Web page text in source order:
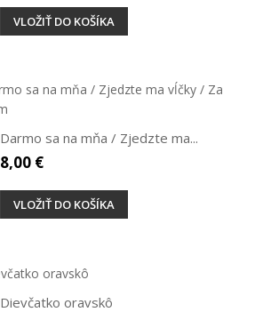
VLOŽIŤ DO KOŠÍKA
Darmo sa na mňa / Zjedzte ma...
8,00 €
VLOŽIŤ DO KOŠÍKA
Dievčatko oravskô